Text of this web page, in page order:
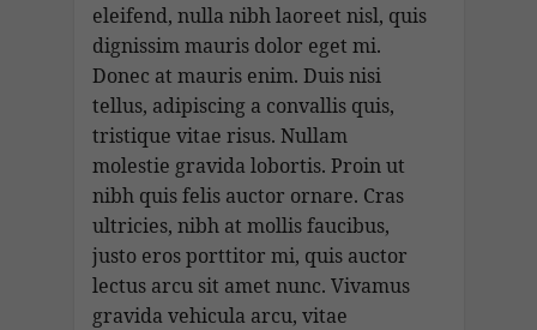
eleifend, nulla nibh laoreet nisl, quis
dignissim mauris dolor eget mi.
Donec at mauris enim. Duis nisi
tellus, adipiscing a convallis quis,
tristique vitae risus. Nullam
molestie gravida lobortis. Proin ut
nibh quis felis auctor ornare. Cras
ultricies, nibh at mollis faucibus,
justo eros porttitor mi, quis auctor
lectus arcu sit amet nunc. Vivamus
gravida vehicula arcu, vitae